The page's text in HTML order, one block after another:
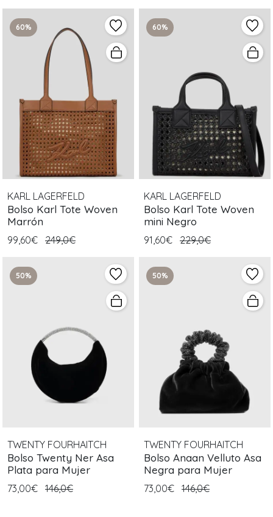
60%
KARL LAGERFELD
Bolso Karl Tote Woven
Marrón
99,60€ 249,0€
60%
KARL LAGERFELD
Bolso Karl Tote Woven
mini Negro
91,60€ 229,0€
50%
TWENTY FOURHAITCH
Bolso Twenty Ner Asa
Plata para Mujer
73,00€ 146,0€
50%
TWENTY FOURHAITCH
Bolso Anaan Velluto Asa
Negra para Mujer
73,00€ 146,0€